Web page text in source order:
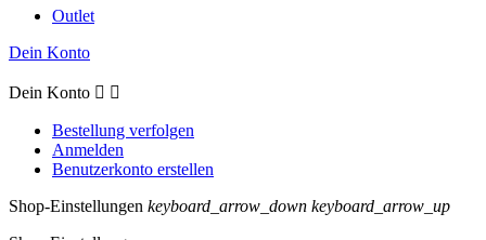
Outlet
Dein Konto
Dein Konto  
Bestellung verfolgen
Anmelden
Benutzerkonto erstellen
Shop-Einstellungen keyboard_arrow_down keyboard_arrow_up